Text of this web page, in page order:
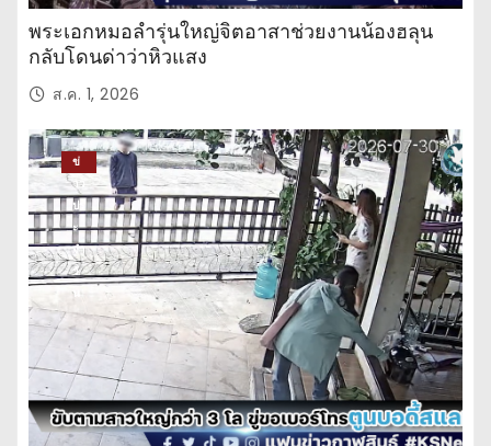
พระเอกหมอลำรุ่นใหญ่จิตอาสาช่วยงานน้องฮลุน
กลับโดนด่าว่าหิวแสง
ส.ค. 1, 2026
ข่
าว
ปร
ะ
จำ
วั
น